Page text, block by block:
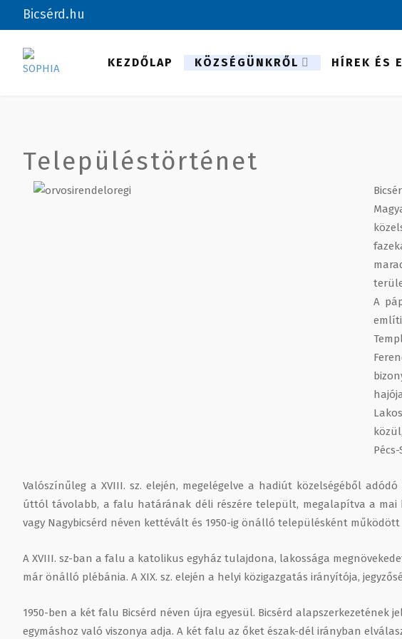
Bicsérd.hu
KEZDŐLAP KÖZSÉGÜNKRŐL HÍREK ÉS
Településtörténet
A
Valószínűleg a XVIII. sz. elején, megelégelve a hadiút közelségéből
úttól távolabb, a falu határának déli részére települt, megalapítva a mai
vagy Nagybicsérd néven kettévált és 1950-ig önálló településként működött
A XVIII. sz-ban a falu a katolikus egyház tulajdona, lakossága
már önálló plébánia. A XIX. sz. elején a helyi közigazgatás irányítója,
1950-ben a két falu Bicsérd néven újra egyesül. Bicsérd alapszerkezetének
egymáshoz való viszonya adja. A két falu az őket észak-dél irányban